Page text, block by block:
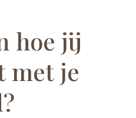
hoe jij
met je